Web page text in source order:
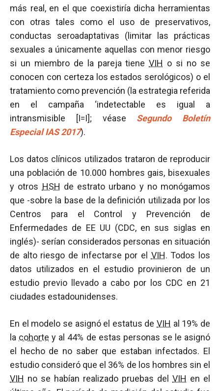
más real, en el que coexistiría dicha herramientas
con otras tales como el uso de preservativos,
conductas seroadaptativas (limitar las prácticas
sexuales a únicamente aquellas con menor riesgo
si un miembro de la pareja tieneVIH o si no se
conocen con certeza los estados serológicos) o el
tratamiento como prevención (la estrategia referida
en el campaña ‘indetectable es igual a
intransmisible [I=I]; véase Segundo Boletín
Especial IAS 2017).
Los datos clínicos utilizados trataron de reproducir
una población de 10.000 hombres gais, bisexuales
y otros HSH de estrato urbano y no monógamos
que -sobre la base de la definición utilizada por los
Centros para el Control y Prevención de
Enfermedades de EE UU (CDC, en sus siglas en
inglés)- serían considerados personas en situación
de alto riesgo de infectarse por el VIH. Todos los
datos utilizados en el estudio provinieron de un
estudio previo llevado a cabo por los CDC en 21
ciudades estadounidenses.
En el modelo se asignó el estatus deVIH al 19% de
la cohorte y al 44% de estas personas se le asignó
el hecho de no saber que estaban infectados. El
estudio consideró que el 36% de los hombres sin el
VIH no se habían realizado pruebas del VIH en el